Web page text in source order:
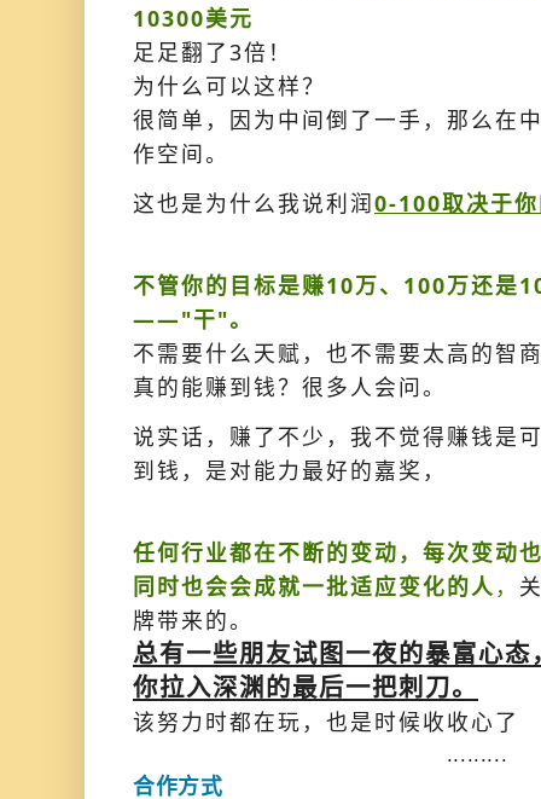
10300美元
足足翻了3倍！
为什么可以这样？
很简单，因为中间倒了一手，那么在
作空间。
这也是为什么我说利润0-100取决于
不管你的目标是赚10万、100万还是
——"干"。
不需要什么天赋，也不需要太高的智
真的能赚到钱？很多人会问。
说实话，赚了不少，我不觉得赚钱是
到钱，是对能力最好的嘉奖，
任何行业都在不断的变动，每次变动
同时也会会成就一批适应变化的人 ，
牌带来的。
总有一些朋友试图一夜的暴富心
你拉入深渊的最后一把刺刀。
该努力时都在玩，也是时候收收心了
.........
合作方式